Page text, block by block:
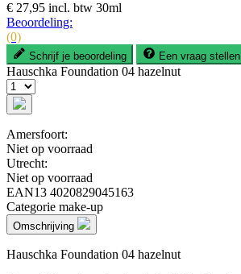
€ 27,95 incl. btw 30ml
Beoordeling:
(0)
Schrijf je beoordeling Een vraag stellen
Hauschka Foundation 04 hazelnut
Amersfoort:
Niet op voorraad
Utrecht:
Niet op voorraad
EAN13 4020829045163
Categorie make-up
Omschrijving
Hauschka Foundation 04 hazelnut